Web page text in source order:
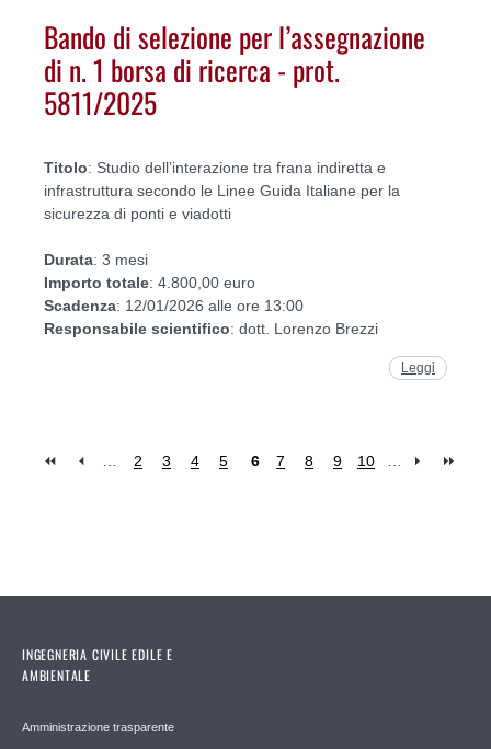
Bando di selezione per l’assegnazione
di n. 1 borsa di ricerca - prot.
5811/2025
Titolo: Studio dell’interazione tra frana indiretta e
infrastruttura secondo le Linee Guida Italiane per la
sicurezza di ponti e viadotti
Durata: 3 mesi
Importo totale: 4.800,00 euro
Scadenza: 12/01/2026 alle ore 13:00
Responsabile scientifico: dott. Lorenzo Brezzi
Leggi
2 3 4 5 6 7 8 9 10
INGEGNERIA CIVILE EDILE E
AMBIENTALE
Amministrazione trasparente